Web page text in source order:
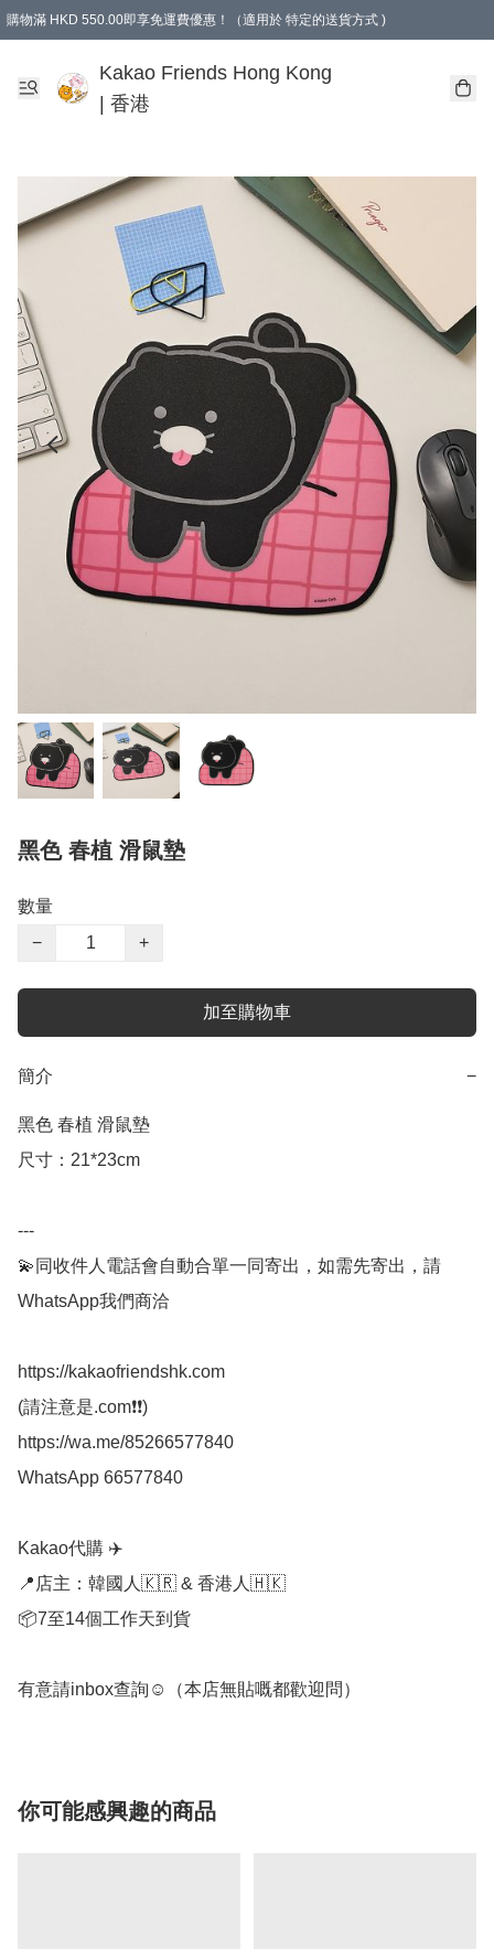
購物滿 HKD 550.00即享免運費優惠！（適用於 特定的送貨方式 )
Kakao Friends Hong Kong
| 香港
黑色 春植 滑鼠墊
數量
−
+
加至購物車
簡介 −
黑色 春植 滑鼠墊
尺寸：21*23cm
---
💫同收件人電話會自動合單一同寄出，如需先寄出，請
WhatsApp我們商洽
https://kakaofriendshk.com
(請注意是.com❗❗)
https://wa.me/85266577840
WhatsApp 66577840
Kakao代購 ✈️
📍店主：韓國人🇰🇷 & 香港人🇭🇰
📦7至14個工作天到貨
有意請inbox查詢☺️（本店無貼嘅都歡迎問）
你可能感興趣的商品